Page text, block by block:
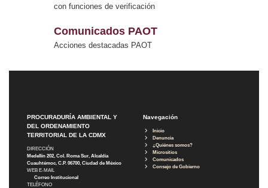
con funciones de verificación
Comunicados PAOT
Acciones destacadas PAOT
PROCURADURÍA AMBIENTAL Y
DEL ORDENAMIENTO
TERRITORIAL DE LA CDMX
DIRECCIÓN
Medellín 202, Col. Roma Sur, Alcaldía
Cuauhtémoc, C.P. 06700, Ciudad de México
WEB E-MAIL
Correo Institucional
TELÉFONO
Navegación
Inicio
Denuncia
¿Quiénes somos?
Micrositios
Comunicados
Consejo de Gobierno